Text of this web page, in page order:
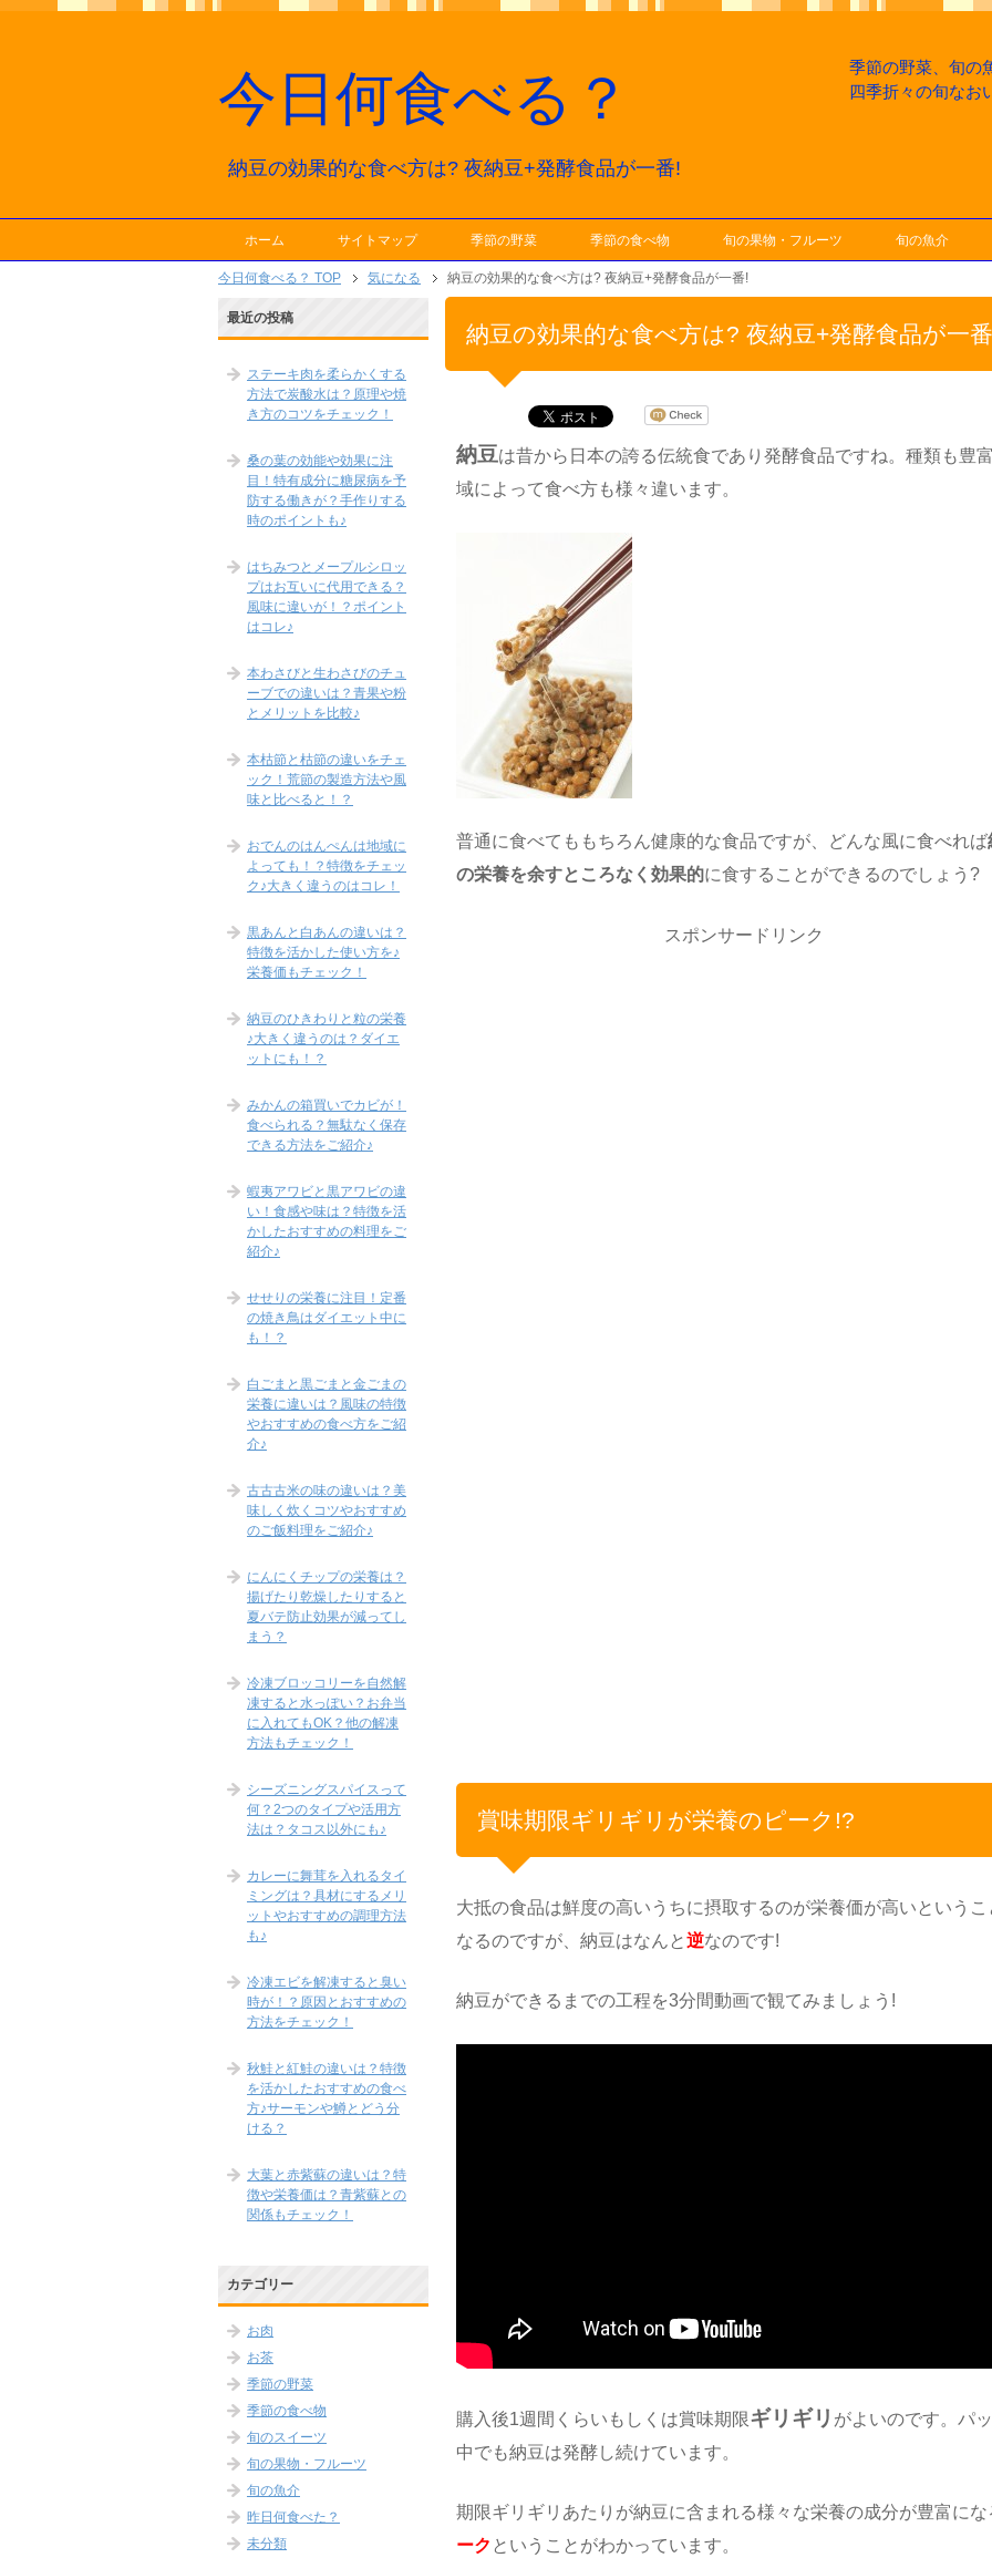
今日何食べる？
納豆の効果的な食べ方は? 夜納豆+発酵食品が一番!
季節の野菜、旬の
四季折々の旬なお
ホーム サイトマップ 季節の野菜 季節の食べ物 旬の果物・フルーツ 旬の魚介
今日何食べる？ TOP 気になる 納豆の効果的な食べ方は? 夜納豆+発酵食品が一番!
納豆の効果的な食べ方は? 夜納豆+発酵食品が一
納豆は昔から日本の誇る伝統食であり発酵食品ですね。種類も豊
域によって食べ方も様々違います。
普通に食べてももちろん健康的な食品ですが、どんな風に食べれば
の栄養を余すところなく効果的に食することができるのでしょう?
スポンサードリンク
賞味期限ギリギリが栄養のピーク!?
大抵の食品は鮮度の高いうちに摂取するのが栄養価が高いというこ
なるのですが、納豆はなんと逆なのです!
納豆ができるまでの工程を3分間動画で観てみましょう!
購入後1週間くらいもしくは賞味期限ギリギリ がよいのです。パ
中でも納豆は発酵し続けています。
期限ギリギリあたりが納豆に含まれる様々な栄養の成分が豊富にな
ーク ということがわかっています。
最近の投稿
ステーキ肉を柔らかくする
方法で炭酸水は？原理や焼
き方のコツをチェック！
桑の葉の効能や効果に注
目！特有成分に糖尿病を予
防する働きが？手作りする
時のポイントも♪
はちみつとメープルシロッ
プはお互いに代用できる？
風味に違いが！？ポイント
はコレ♪
本わさびと生わさびのチュ
ーブでの違いは？青果や粉
とメリットを比較♪
本枯節と枯節の違いをチェ
ック！荒節の製造方法や風
味と比べると！？
おでんのはんぺんは地域に
よっても！？特徴をチェッ
ク♪大きく違うのはコレ！
黒あんと白あんの違いは？
特徴を活かした使い方を♪
栄養価もチェック！
納豆のひきわりと粒の栄養
♪大きく違うのは？ダイエ
ットにも！？
みかんの箱買いでカビが！
食べられる？無駄なく保存
できる方法をご紹介♪
蝦夷アワビと黒アワビの違
い！食感や味は？特徴を活
かしたおすすめの料理をご
紹介♪
せせりの栄養に注目！定番
の焼き鳥はダイエット中に
も！？
白ごまと黒ごまと金ごまの
栄養に違いは？風味の特徴
やおすすめの食べ方をご紹
介♪
古古古米の味の違いは？美
味しく炊くコツやおすすめ
のご飯料理をご紹介♪
にんにくチップの栄養は？
揚げたり乾燥したりすると
夏バテ防止効果が減ってし
まう？
冷凍ブロッコリーを自然解
凍すると水っぽい？お弁当
に入れてもOK？他の解凍
方法もチェック！
シーズニングスパイスって
何？2つのタイプや活用方
法は？タコス以外にも♪
カレーに舞茸を入れるタイ
ミングは？具材にするメリ
ットやおすすめの調理方法
も♪
冷凍エビを解凍すると臭い
時が！？原因とおすすめの
方法をチェック！
秋鮭と紅鮭の違いは？特徴
を活かしたおすすめの食べ
方♪サーモンや鱒とどう分
ける？
大葉と赤紫蘇の違いは？特
徴や栄養価は？青紫蘇との
関係もチェック！
カテゴリー
お肉
お茶
季節の野菜
季節の食べ物
旬のスイーツ
旬の果物・フルーツ
旬の魚介
昨日何食べた？
未分類